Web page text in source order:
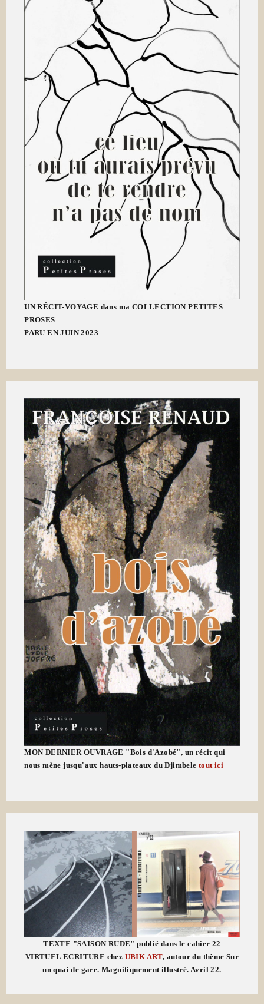
UN RÉCIT-VOYAGE dans ma COLLECTION PETITES
PROSES
PARU EN JUIN 2023
MON DERNIER OUVRAGE "Bois d'Azobé", un récit qui
nous mène jusqu'aux hauts-plateaux du Djimbeletout ici
TEXTE "SAISON RUDE" publié dans le cahier 22
VIRTUEL ECRITURE chez UBIK ART, autour du thème Sur
un quai de gare. Magnifiquement illustré. Avril 22.